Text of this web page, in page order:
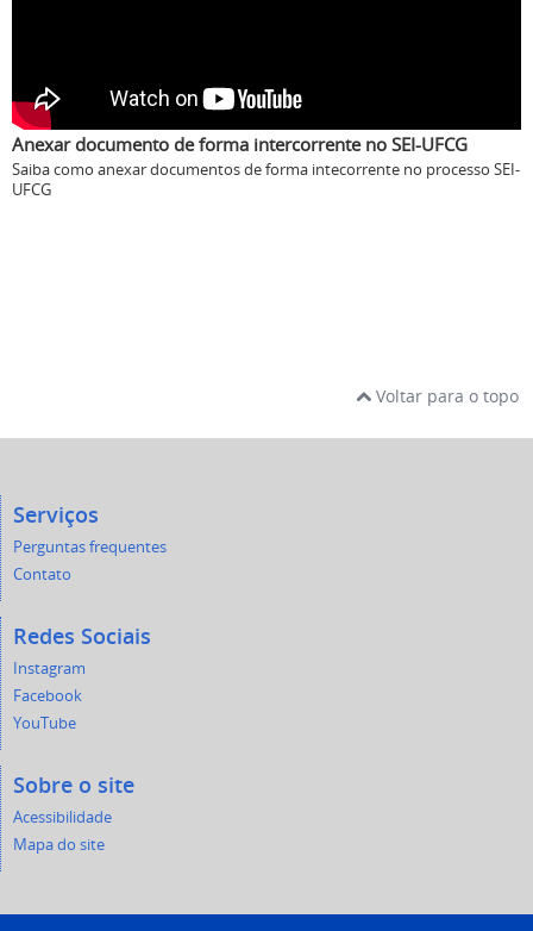
Anexar documento de forma intercorrente no SEI-UFCG
Saiba como anexar documentos de forma intecorrente no processo SEI-
UFCG
Voltar para o topo
Serviços
Perguntas frequentes
Contato
Redes Sociais
Instagram
Facebook
YouTube
Sobre o site
Acessibilidade
Mapa do site